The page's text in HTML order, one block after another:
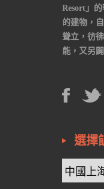
Resort」
的建物，
聳立，彷
能，又另
選擇